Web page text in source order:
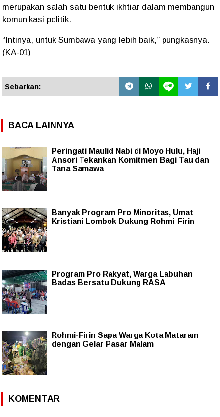
merupakan salah satu bentuk ikhtiar dalam membangun
komunikasi politik.
“Intinya, untuk Sumbawa yang lebih baik,” pungkasnya.
(KA-01)
Sebarkan:
BACA LAINNYA
Peringati Maulid Nabi di Moyo Hulu, Haji
Ansori Tekankan Komitmen Bagi Tau dan
Tana Samawa
Banyak Program Pro Minoritas, Umat
Kristiani Lombok Dukung Rohmi-Firin
Program Pro Rakyat, Warga Labuhan
Badas Bersatu Dukung RASA
Rohmi-Firin Sapa Warga Kota Mataram
dengan Gelar Pasar Malam
KOMENTAR